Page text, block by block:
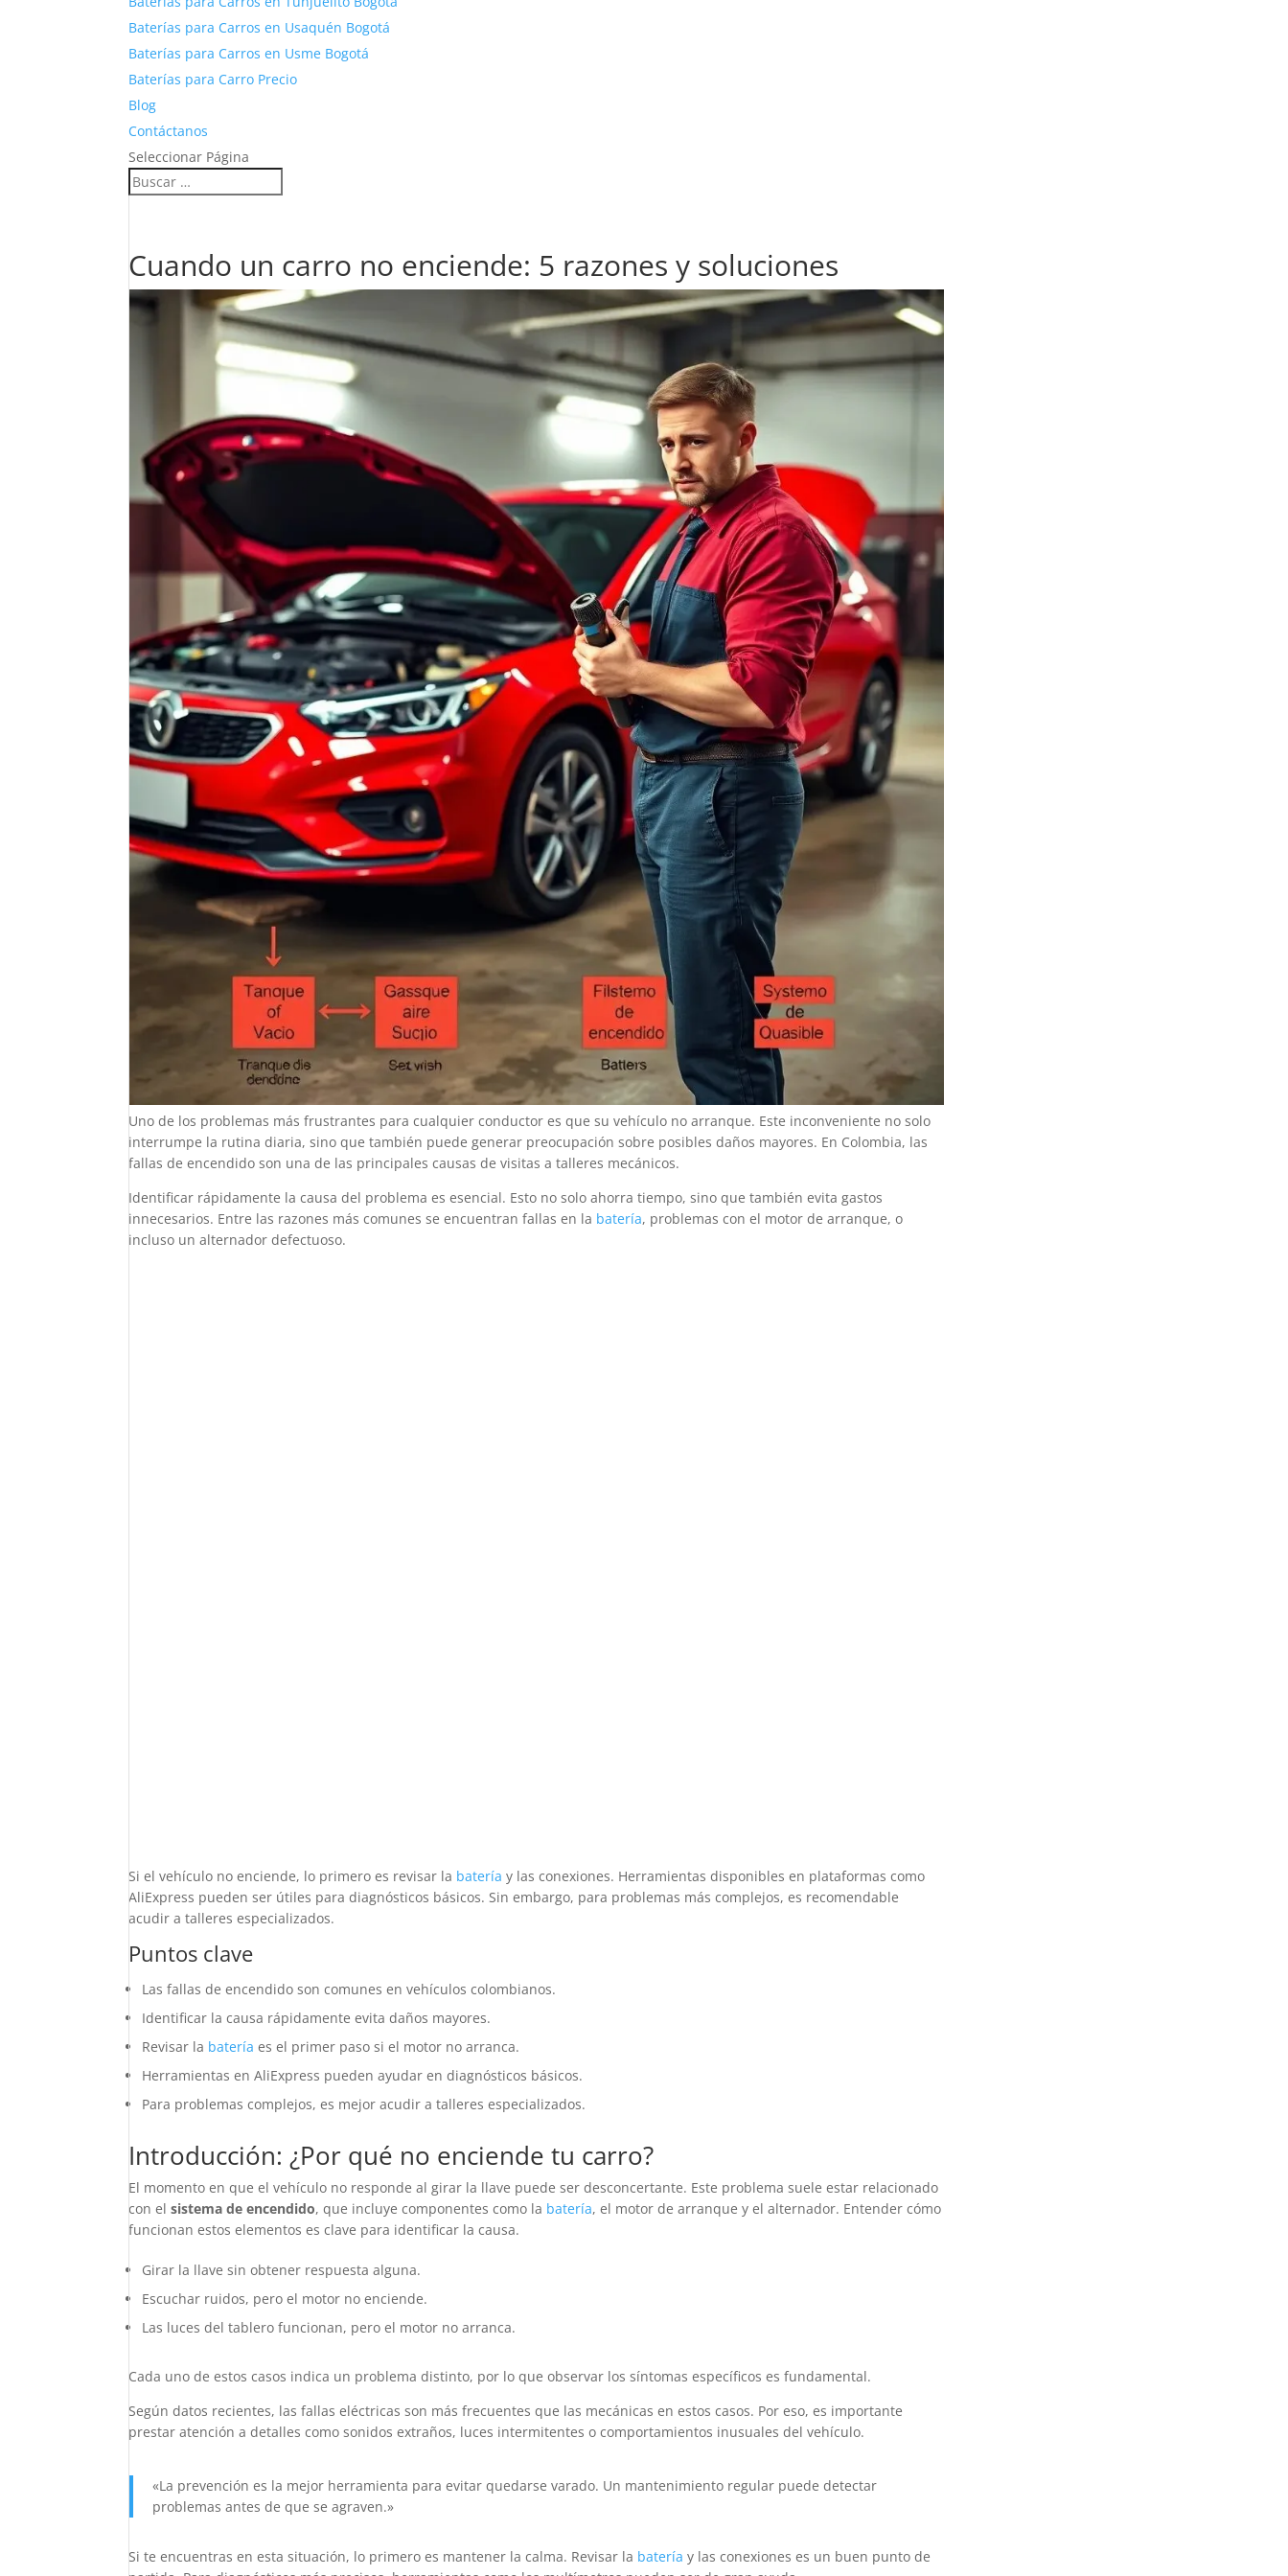
Baterías para Carros en Usaquén Bogotá
Baterías para Carros en Usme Bogotá
Baterías para Carro Precio
Blog
Contáctanos
Seleccionar Página
Cuando un carro no enciende: 5 razones y soluciones
Uno de los problemas más frustrantes para cualquier conductor es que su vehículo no arranque. Este inconveniente no solo
interrumpe la rutina diaria, sino que también puede generar preocupación sobre posibles daños mayores. En Colombia, las
fallas de encendido son una de las principales causas de visitas a talleres mecánicos.
Identificar rápidamente la causa del problema es esencial. Esto no solo ahorra tiempo, sino que también evita gastos
innecesarios. Entre las razones más comunes se encuentran fallas en la batería, problemas con el motor de arranque, o
incluso un alternador defectuoso.
Si el vehículo no enciende, lo primero es revisar la batería y las conexiones. Herramientas disponibles en plataformas como
AliExpress pueden ser útiles para diagnósticos básicos. Sin embargo, para problemas más complejos, es recomendable
acudir a talleres especializados.
Puntos clave
Las fallas de encendido son comunes en vehículos colombianos.
Identificar la causa rápidamente evita daños mayores.
Revisar la batería es el primer paso si el motor no arranca.
Herramientas en AliExpress pueden ayudar en diagnósticos básicos.
Para problemas complejos, es mejor acudir a talleres especializados.
Introducción: ¿Por qué no enciende tu carro?
El momento en que el vehículo no responde al girar la llave puede ser desconcertante. Este problema suele estar relacionado
con elsistema de encendido, que incluye componentes como la batería, el motor de arranque y el alternador. Entender cómo
funcionan estos elementos es clave para identificar la causa.
Girar la llave sin obtener respuesta alguna.
Escuchar ruidos, pero el motor no enciende.
Las luces del tablero funcionan, pero el motor no arranca.
Cada uno de estos casos indica un problema distinto, por lo que observar los síntomas específicos es fundamental.
Según datos recientes, las fallas eléctricas son más frecuentes que las mecánicas en estos casos. Por eso, es importante
prestar atención a detalles como sonidos extraños, luces intermitentes o comportamientos inusuales del vehículo.
«La prevención es la mejor herramienta para evitar quedarse varado. Un mantenimiento regular puede detectar
problemas antes de que se agraven.»
Si te encuentras en esta situación, lo primero es mantener la calma. Revisar la batería y las conexiones es un buen punto de